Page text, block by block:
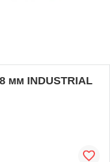
мм INDUSTRIAL